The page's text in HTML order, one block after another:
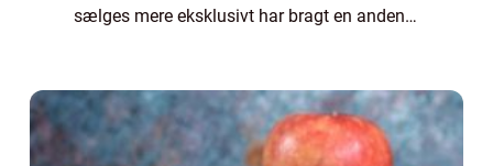
sælges mere eksklusivt har bragt en anden
hvor d...